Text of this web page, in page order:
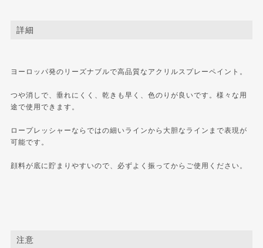
詳細
ヨーロッパ発のリーズナブルで高品質なアクリルスプレーペイント。
つや消しで、垂れにくく、乾きも早く、色のりが良いです。様々な用
途で使用できます。
ロープレッシャーならではの細いラインから大胆なラインまで表現が
可能です。
顔料が底に貯まりやすいので、必ずよく振ってからご使用ください。
注意